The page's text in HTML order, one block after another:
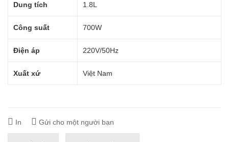
Dung tích 1.8L
Công suất 700W
Điện áp 220V/50Hz
Xuất xứ Việt Nam
In Gửi cho một người bạn